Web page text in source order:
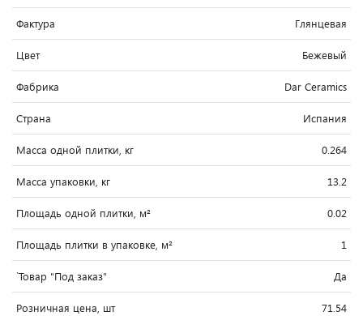
Фактура Глянцевая
Цвет Бежевый
Фабрика Dar Ceramics
Страна Испания
Масса одной плитки, кг 0.264
Масса упаковки, кг 13.2
Площадь одной плитки, м² 0.02
Площадь плитки в упаковке, м² 1
`Товар "Под заказ" Да
Розничная цена, шт 71.54